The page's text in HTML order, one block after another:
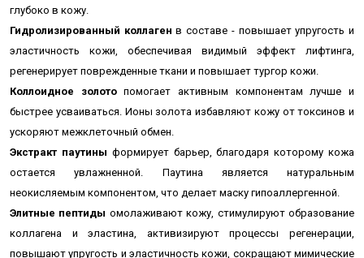
глубоко в кожу.
Гидролизированный коллаген в составе - повышает упругость и
эластичность кожи, обеспечивая видимый эффект лифтинга,
регенерирует поврежденные ткани и повышает тургор кожи.
Коллоидное золотопомогает активным компонентам лучше и
быстрее усваиваться. Ионы золота избавляют кожу от токсинов и
ускоряют межклеточный обмен.
Экстракт паутины формирует барьер, благодаря которому кожа
остается увлажненной. Паутина является натуральным
неокисляемым компонентом, что делает маску гипоаллергенной.
Элитные пептиды омолаживают кожу, стимулируют образование
коллагена и эластина, активизируют процессы регенерации,
повышают упругость и эластичность кожи, сокращают мимические